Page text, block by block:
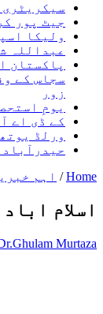
سیکریٹری
جیٹ پور کرکٹ لیگ سیزن 4 میں ڈائنرز کا فاتحانہ
ولیکا اسپتال ایچ آئی وی کیس: 37
عبداللہ
پاکستان اوور 60 کرکٹ ٹیم ورلڈ کپ میں شرکت کے لیے کینیڈا روانہ، میری نیک تمنائیں
سجاس کے
زور
یومِ
کے ڈی اے
ورلڈ یوتھ اسکریبل
Home
/ اہم
اسلام
Murtaza